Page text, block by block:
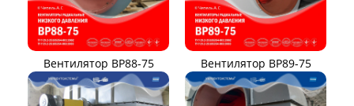
Вентилятор ВР88-75 Вентилятор ВР89-75